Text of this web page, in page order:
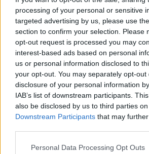
processing of your personal or sensitive
targeted advertising by us, please use
section to confirm your selection. Please
opt-out request is processed you may
interest-based ads based on personal
us or personal information disclosed to
your opt-out. You may separately opt-
disclosure of your personal information
IAB’s list of downstream participants.
also be disclosed by us to third parties
Downstream Participants that may
Please note that this website/app uses
Personal Data Processing Opt Outs
Mécsesgyújtás a kultúráért és a
demonstrációt tart három szakszervezet
Kultúra Napján, 17 óra 30-kor, Budapesten,
Tudományos Akadémia előtti Széchenyi-
rendezvényről szóló tájékoztatót elküldték
Magyar "migráns" zaklatott
börtönre ítélték 2019.01.16 11:33:39